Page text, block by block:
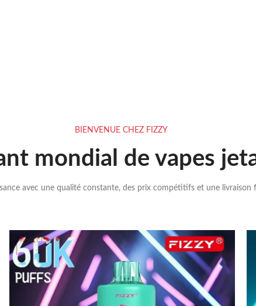
BIENVENUE CHEZ FIZZY
mondial de vapes
avec une qualité constante, des prix compétitifs et une livraison